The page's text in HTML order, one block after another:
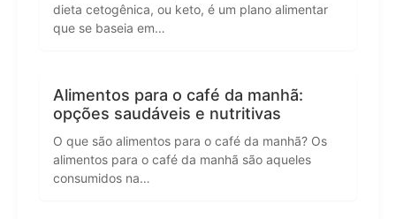
dieta cetogênica, ou keto, é um plano alimentar
que se baseia em…
Alimentos para o café da manhã:
opções saudáveis e nutritivas
O que são alimentos para o café da manhã? Os
alimentos para o café da manhã são aqueles
consumidos na…